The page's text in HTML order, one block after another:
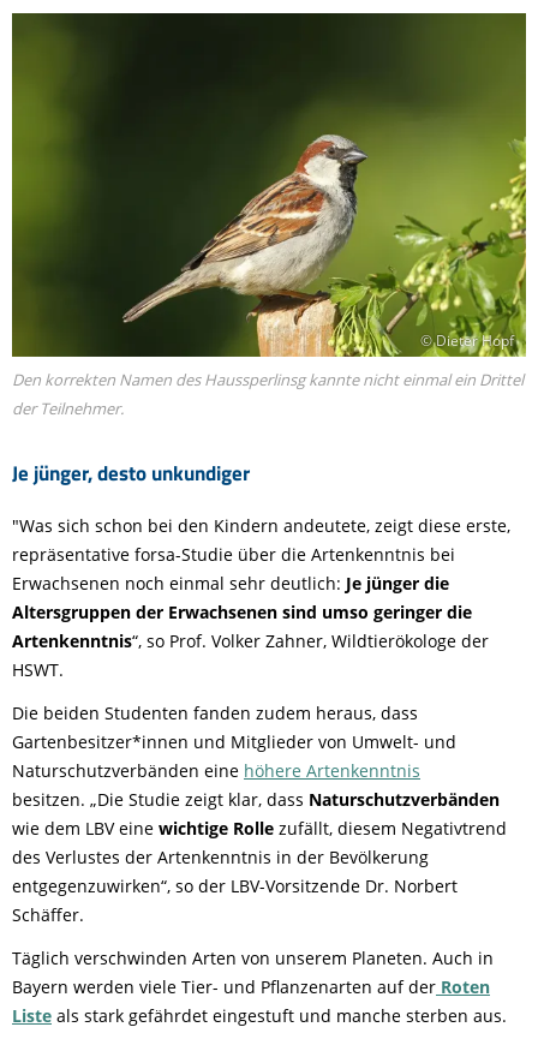
Je jünger, desto unkundiger
© Dieter Hopf
Den korrekten Namen des Haussperlinsg kannte nicht einmal ein Drittel
der Teilnehmer.
"Was sich schon bei den Kindern andeutete, zeigt diese erste,
repräsentative forsa-Studie über die Artenkenntnis bei
Erwachsenen noch einmal sehr deutlich: Je jünger die
Altersgruppen der Erwachsenen sind umso geringer die
Artenkenntnis“, so Prof. Volker Zahner, Wildtierökologe der
HSWT.
Die beiden Studenten fanden zudem heraus, dass
Gartenbesitzer*innen und Mitglieder von Umwelt- und
Naturschutzverbänden eine höhere Artenkenntnis
besitzen. „Die Studie zeigt klar, dass Naturschutzverbänden
wie dem LBV eine wichtige Rolle zufällt, diesem Negativtrend
des Verlustes der Artenkenntnis in der Bevölkerung
entgegenzuwirken“, so der LBV-Vorsitzende Dr. Norbert
Schäffer.
Täglich verschwinden Arten von unserem Planeten. Auch in
Bayern werden viele Tier- und Pflanzenarten auf der Roten
Liste als stark gefährdet eingestuft und manche sterben aus.